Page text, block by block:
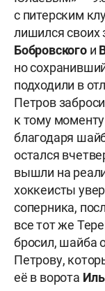
с питерским
лишился своих
Бобровскогои
но
подходили в
Петров
к тому
благодаря
остался
вышли на
хоккеисты
соперника,
все тот же
бросил, шайба
Петрову,
её в ворота